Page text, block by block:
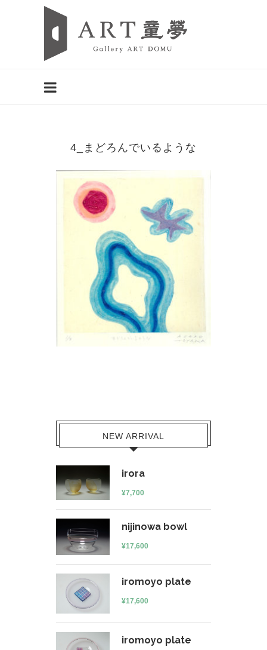
4_まどろんでいるような
NEW ARRIVAL
irora
¥7,700
nijinowa bowl
¥17,600
iromoyo plate
¥17,600
iromoyo plate